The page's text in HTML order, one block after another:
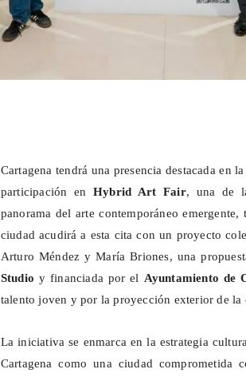
Cartagena tendrá una presencia destacada en
participación en Hybrid Art Fair, una de
panorama del arte contemporáneo
ciudad acudirá a esta cita con un proyecto
Arturo Méndez y María Briones, una
Studio y financiada por el Ayuntamiento de
talento joven y por la proyección exterior de la
La iniciativa se enmarca en la estrategia
Cartagena como una ciudad